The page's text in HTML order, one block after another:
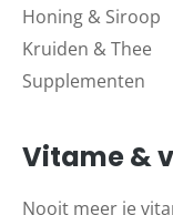
Honing & Siroop
Kruiden & Thee
Supplementen
Vitame &
Nooit meer je